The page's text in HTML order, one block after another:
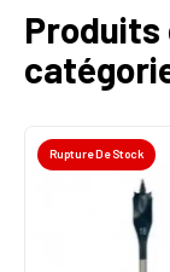
Produits
Rupture De Stock